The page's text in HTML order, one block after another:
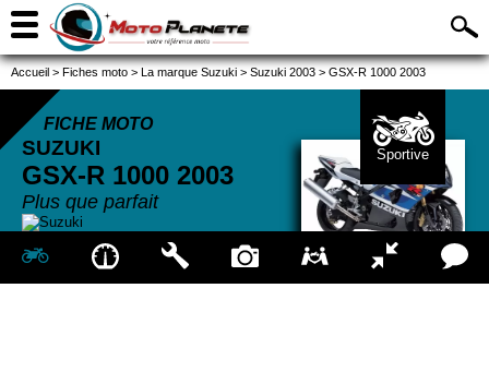
Accueil > Fiches moto > La marque Suzuki > Suzuki 2003 > GSX-R 1000 2003
FICHE MOTO
SUZUKI
GSX-R 1000 2003
Plus que parfait
Sportive